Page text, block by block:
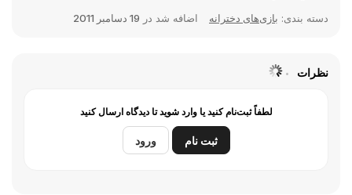
دسته بندی: بازی‌های دخترانه اضافه شد در 19 دسامبر 2011
نظرات
لطفاً ثبت‌نام کنید یا وارد شوید تا دیدگاه ارسال کنید
ثبت نام ورود